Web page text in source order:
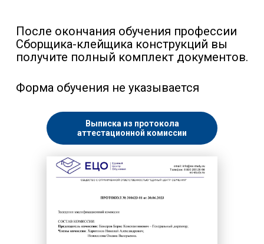
После окончания обучения профессии
Сборщика-клейщика конструкций вы
получите полный комплект документов.
Форма обучения не указывается
Выписка из протокола
аттестационной комиссии